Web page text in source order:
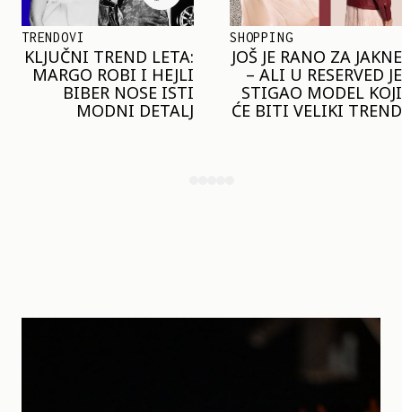
SHOPPING
JOŠ JE RANO ZA JAKNE
– ALI U RESERVED JE
STIGAO MODEL KOJI
ĆE BITI VELIKI TREND
TRENDOVI
NAJVEĆI MIKRO-
TREND SEZONE VAS
POZIVA DA SPOJITE
NESPOJIVO